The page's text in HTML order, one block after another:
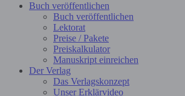
Buch veröffentlichen
Buch veröffentlichen
Lektorat
Preise / Pakete
Preiskalkulator
Manuskript einreichen
Der Verlag
Das Verlagskonzept
Unser Erklärvideo